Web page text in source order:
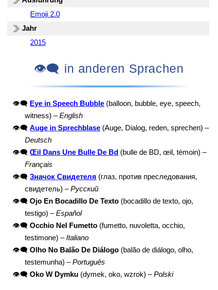
Emoji 2.0
Jahr
2015
👁️‍🗨️ in anderen Sprachen
👁️‍🗨️ Eye in Speech Bubble (balloon, bubble, eye, speech,
witness) –English
👁️‍🗨️ Auge in Sprechblase (Auge, Dialog, reden, sprechen) –
Deutsch
👁️‍🗨️ Œil Dans Une Bulle De Bd (bulle de BD, œil, témoin) –
Français
👁️‍🗨️ Значок Свидетеля (глаз, против преследования,
свидетель) –Русский
👁️‍🗨️ Ojo En Bocadillo De Texto (bocadillo de texto, ojo,
testigo) –Español
👁️‍🗨️ Occhio Nel Fumetto (fumetto, nuvoletta, occhio,
testimone) –Italiano
👁️‍🗨️ Olho No Balão De Diálogo (balão de diálogo, olho,
testemunha) –Português
👁️‍🗨️ Oko W Dymku (dymek, oko, wzrok) –Polski